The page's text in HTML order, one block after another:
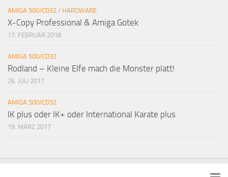
AMIGA 500/CD32 / HARDWARE
X-Copy Professional & Amiga Gotek
17. FEBRUAR 2018
AMIGA 500/CD32
Rodland – Kleine Elfe mach die Monster platt!
26. JULI 2017
AMIGA 500/CD32
IK plus oder IK+ oder International Karate plus
19. MÄRZ 2017